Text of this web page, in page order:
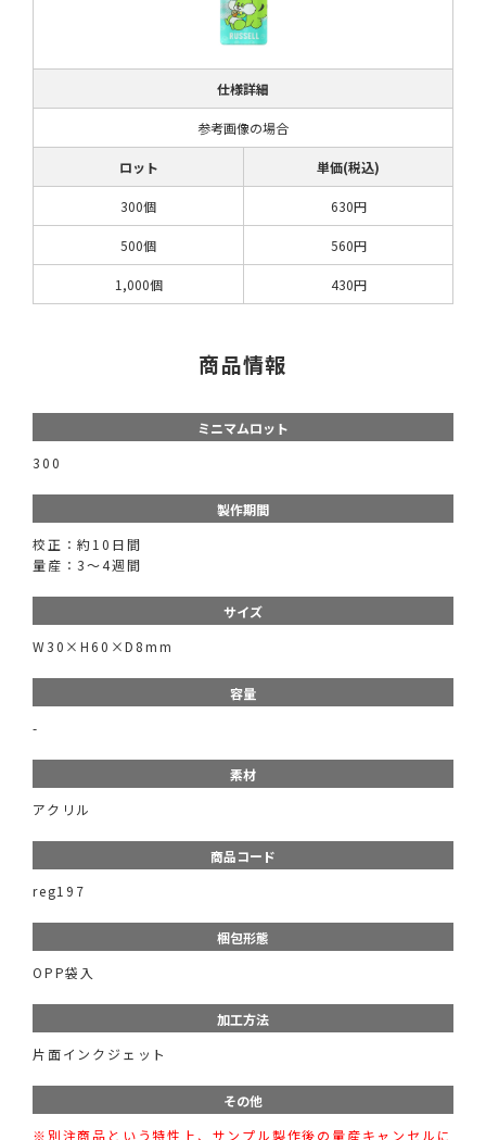
仕様詳細
参考画像の場合
ロット 単価(税込)
300個 630円
500個 560円
1,000個 430円
商品情報
ミニマムロット
300
製作期間
校正：約10日間
量産：3～4週間
サイズ
W30×H60×D8mm
容量
-
素材
アクリル
商品コード
reg197
梱包形態
OPP袋入
加工方法
片面インクジェット
その他
※別注商品という特性上、サンプル製作後の量産キャンセルに